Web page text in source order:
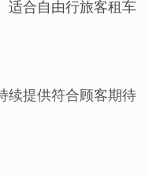
适合自由行旅客租车
续提供符合顾客期待